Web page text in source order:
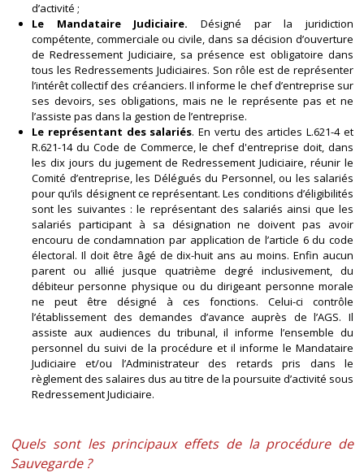
d’activité ;
Le Mandataire Judiciaire. Désigné par la juridiction
compétente, commerciale ou civile, dans sa décision d’ouverture
de Redressement Judiciaire, sa présence est obligatoire dans
tous les Redressements Judiciaires. Son rôle est de représenter
l’intérêt collectif des créanciers. Il informe le chef d’entreprise sur
ses devoirs, ses obligations, mais ne le représente pas et ne
l’assiste pas dans la gestion de l’entreprise.
Le représentant des salariés. En vertu des articles L.621-4 et
R.621-14 du Code de Commerce, le chef d'entreprise doit, dans
les dix jours du jugement de Redressement Judiciaire, réunir le
Comité d’entreprise, les Délégués du Personnel, ou les salariés
pour qu’ils désignent ce représentant. Les conditions d’éligibilités
sont les suivantes : le représentant des salariés ainsi que les
salariés participant à sa désignation ne doivent pas avoir
encouru de condamnation par application de l’article 6 du code
électoral. Il doit être âgé de dix-huit ans au moins. Enfin aucun
parent ou allié jusque quatrième degré inclusivement, du
débiteur personne physique ou du dirigeant personne morale
ne peut être désigné à ces fonctions. Celui-ci contrôle
l’établissement des demandes d’avance auprès de l’AGS. Il
assiste aux audiences du tribunal, il informe l’ensemble du
personnel du suivi de la procédure et il informe le Mandataire
Judiciaire et/ou l’Administrateur des retards pris dans le
règlement des salaires dus au titre de la poursuite d’activité sous
Redressement Judiciaire.
Quels sont les principaux effets de la procédure de
Sauvegarde ?